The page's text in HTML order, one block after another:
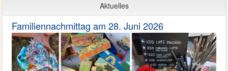
Aktuelles
Familiennachmittag am 28. Juni 2026